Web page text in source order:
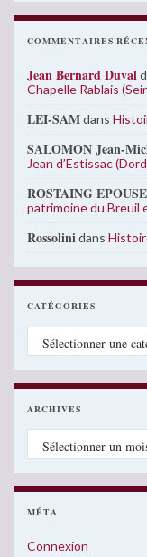
COMMENTAIRES
Jean Bernard Duval
Chapelle Rablais
LEI-SAMdans
SALOMON Jean-
Jean d’Estissac
ROSTAING
patrimoine du Breuil
Rossolinidans
CATÉGORIES
Catégories
ARCHIVES
Archives
MÉTA
Connexion